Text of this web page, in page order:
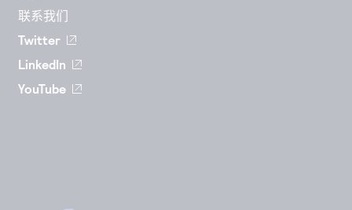
联系我们
Twitter
LinkedIn
YouTube